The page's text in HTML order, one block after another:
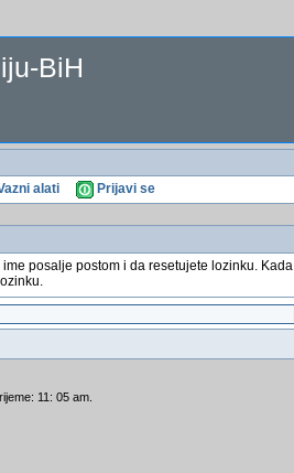
BiH
alati Prijavi se
posalje postom i da resetujete lozinku. Kada
11: 05 am.